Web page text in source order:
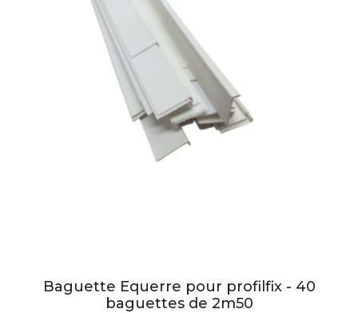
Baguette Equerre pour profilfix - 40
baguettes de 2m50